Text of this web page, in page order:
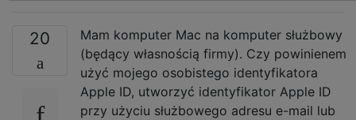
20
Mam komputer Mac na komputer służbowy
(będący własnością firmy). Czy powinienem
użyć mojego osobistego identyfikatora
Apple ID, utworzyć identyfikator Apple ID
przy użyciu służbowego adresu e-mail lub